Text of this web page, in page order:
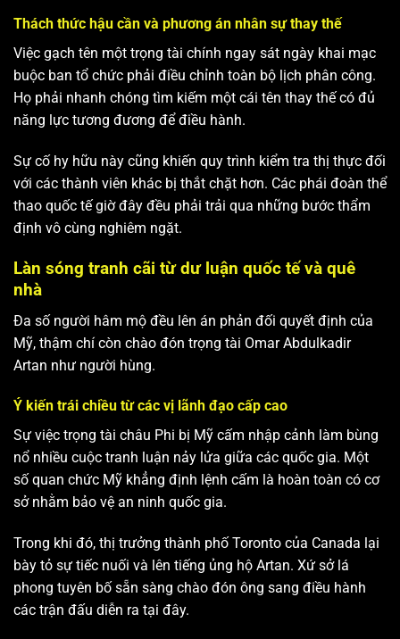
Thách thức hậu cần và phương án nhân sự thay thế
Việc gạch tên một trọng tài chính ngay sát ngày khai mạc
buộc ban tổ chức phải điều chỉnh toàn bộ lịch phân công.
Họ phải nhanh chóng tìm kiếm một cái tên thay thế có đủ
năng lực tương đương để điều hành.
Sự cố hy hữu này cũng khiến quy trình kiểm tra thị thực đối
với các thành viên khác bị thắt chặt hơn. Các phái đoàn thể
thao quốc tế giờ đây đều phải trải qua những bước thẩm
định vô cùng nghiêm ngặt.
Làn sóng tranh cãi từ dư luận quốc tế và quê
nhà
Đa số người hâm mộ đều lên án phản đối quyết định của
Mỹ, thậm chí còn chào đón trọng tài Omar Abdulkadir
Artan như người hùng.
Ý kiến trái chiều từ các vị lãnh đạo cấp cao
Sự việc trọng tài châu Phi bị Mỹ cấm nhập cảnh làm bùng
nổ nhiều cuộc tranh luận nảy lửa giữa các quốc gia. Một
số quan chức Mỹ khẳng định lệnh cấm là hoàn toàn có cơ
sở nhằm bảo vệ an ninh quốc gia.
Trong khi đó, thị trưởng thành phố Toronto của Canada lại
bày tỏ sự tiếc nuối và lên tiếng ủng hộ Artan. Xứ sở lá
phong tuyên bố sẵn sàng chào đón ông sang điều hành
các trận đấu diễn ra tại đây.